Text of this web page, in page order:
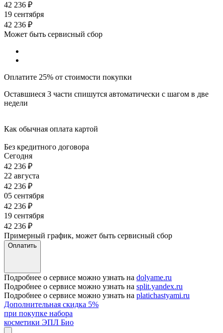
42 236 ₽
19 сентября
42 236 ₽
Может быть сервисный сбор
Оплатите 25% от стоимости покупки
Оставшиеся 3 части спишутся автоматически с шагом в две
недели
Как обычная оплата картой
Без кредитного договора
Сегодня
42 236 ₽
22 августа
42 236 ₽
05 сентября
42 236 ₽
19 сентября
42 236 ₽
Примерный график, может быть сервисный сбор
Оплатить
Подробнее о сервисе можно узнать на dolyame.ru
Подробнее о сервисе можно узнать на split.yandex.ru
Подробнее о сервисе можно узнать на platichastyami.ru
Дополнительная скидка 5%
при покупке набора
косметики ЭПЛ Био